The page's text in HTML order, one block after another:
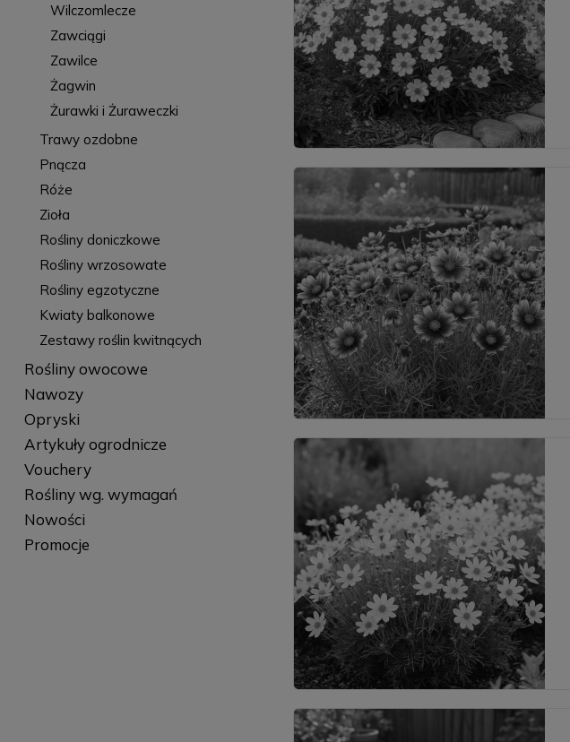
Wilczomlecze
Zawciągi
Zawilce
Żagwin
Żurawki i Żuraweczki
Trawy ozdobne
Pnącza
Róże
Zioła
Rośliny doniczkowe
Rośliny wrzosowate
Rośliny egzotyczne
Kwiaty balkonowe
Zestawy roślin kwitnących
Rośliny owocowe
Nawozy
Opryski
Artykuły ogrodnicze
Vouchery
Rośliny wg. wymagań
Nowości
Promocje